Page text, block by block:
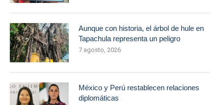
Aunque con historia, el árbol de hule en
Tapachula representa un peligro
7 agosto, 2026
México y Perú restablecen relaciones
diplomáticas